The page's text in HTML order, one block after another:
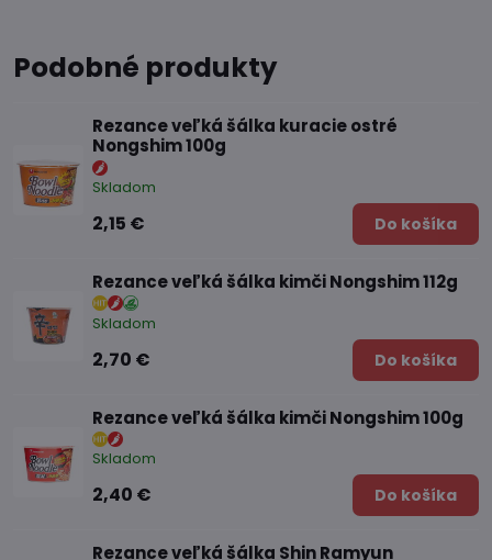
Podobné produkty
Rezance veľká šálka kuracie ostré
Nongshim 100g
Skladom
2,15 € Do košíka
Rezance veľká šálka kimči Nongshim 112g
Skladom
2,70 € Do košíka
Rezance veľká šálka kimči Nongshim 100g
Skladom
2,40 € Do košíka
Rezance veľká šálka Shin Ramyun